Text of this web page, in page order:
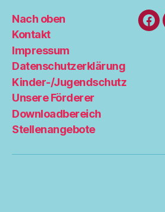
Nach oben
Kontakt
Impressum
Datenschutzerklärung
Kinder-/Jugendschutz
Unsere Förderer
Downloadbereich
Stellenangebote